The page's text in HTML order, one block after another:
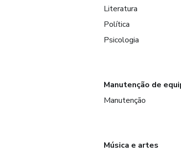
Literatura
Política
Psicologia
Manutenção de
Manutenção
Música e artes